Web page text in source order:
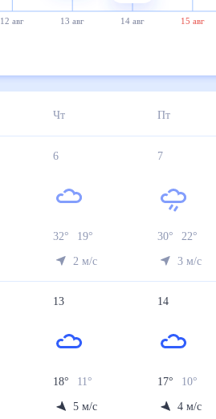
12 авг 13 авг 14 авг 15 авг
Чт Пт
6
32° 19°
2 м/с
7
30° 22
3 м/с
13
18° 11°
5 м/с
14
17° 10°
4 м/с